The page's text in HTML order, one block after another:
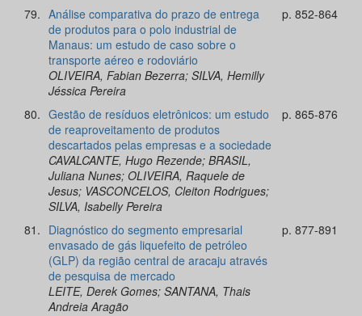
79. Análise comparativa do prazo de entrega
de produtos para o polo industrial de
Manaus: um estudo de caso sobre o
transporte aéreo e rodoviário
OLIVEIRA, Fabian Bezerra; SILVA, Hemilly
Jéssica Pereira
p. 852-864
80. Gestão de resíduos eletrônicos: um estudo
de reaproveitamento de produtos
descartados pelas empresas e a sociedade
CAVALCANTE, Hugo Rezende; BRASIL,
Juliana Nunes; OLIVEIRA, Raquele de
Jesus; VASCONCELOS, Cleiton Rodrigues;
SILVA, Isabelly Pereira
p. 865-876
81. Diagnóstico do segmento empresarial
envasado de gás liquefeito de petróleo
(GLP) da região central de aracaju através
de pesquisa de mercado
LEITE, Derek Gomes; SANTANA, Thais
Andreia Aragão
p. 877-891